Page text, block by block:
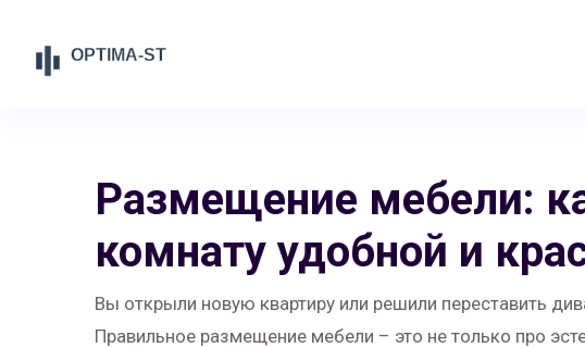
Размещение мебели:
комнату удобной и
Вы открыли новую квартиру или решили переставить
Правильное размещение мебели – это не только про